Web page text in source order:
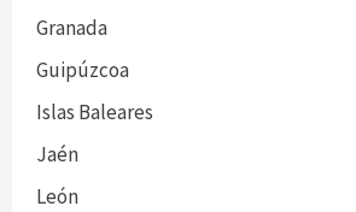
Granada
Guipúzcoa
Islas Baleares
Jaén
León